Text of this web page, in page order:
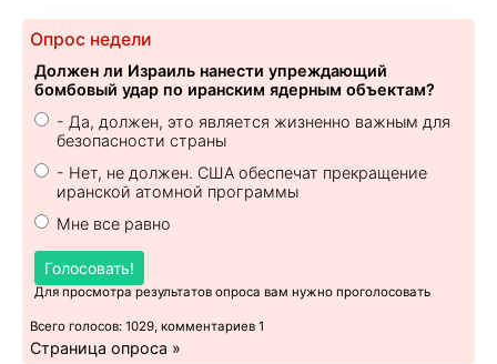
Опрос недели
Должен ли Израиль нанести упреждающий
бомбовый удар по иранским ядерным объектам?
- Да, должен, это является жизненно важным для
безопасности страны
- Нет, не должен. США обеспечат прекращение
иранской атомной программы
Мне все равно
Голосовать!
Для просмотра результатов опроса вам нужно проголосовать
Всего голосов: 1029, комментариев 1
Страница опроса »